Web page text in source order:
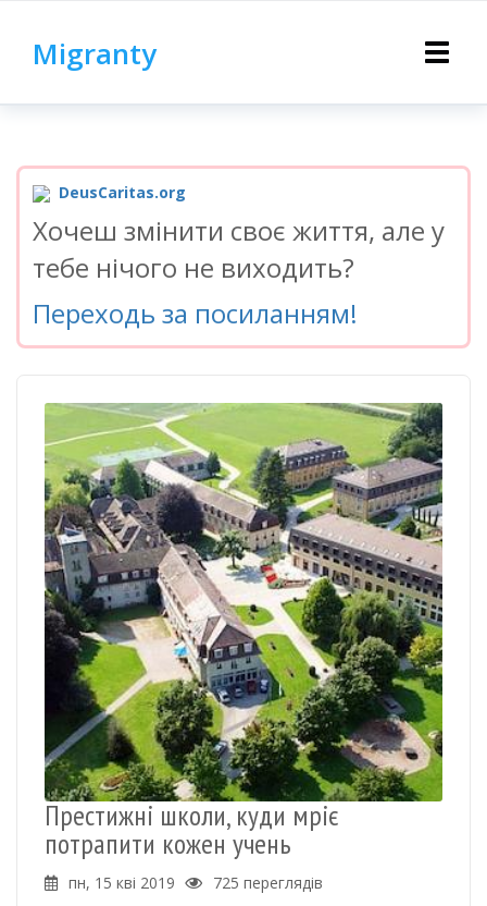
Toggle
Migranty
DeusCaritas.org
Хочеш змінити своє життя, але у
тебе нічого не виходить?
Переходь за посиланням!
Престижні школи, куди мріє
потрапити кожен учень
пн, 15 кві 2019
725 переглядів